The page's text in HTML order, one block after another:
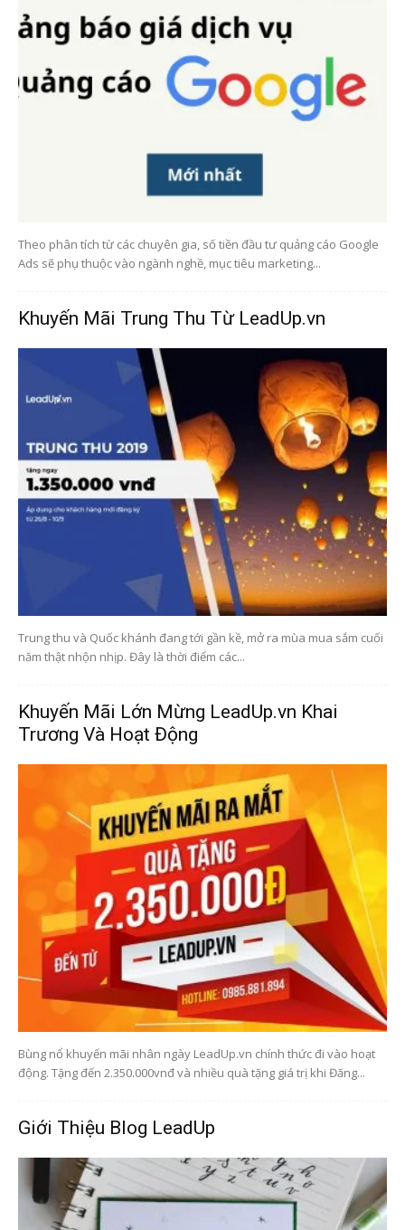
Theo phân tích từ các chuyên gia, số tiền đầu tư quảng cáo Google
Ads sẽ phụ thuộc vào ngành nghề, mục tiêu marketing...
Khuyến Mãi Trung Thu Từ LeadUp.vn
Trung thu và Quốc khánh đang tới gần kề, mở ra mùa mua sắm cuối
năm thật nhộn nhịp. Đây là thời điểm các...
Khuyến Mãi Lớn Mừng LeadUp.vn Khai
Trương Và Hoạt Động
Bùng nổ khuyến mãi nhân ngày LeadUp.vn chính thức đi vào hoạt
động. Tặng đến 2.350.000vnđ và nhiều quà tặng giá trị khi Đăng...
Giới Thiệu Blog LeadUp